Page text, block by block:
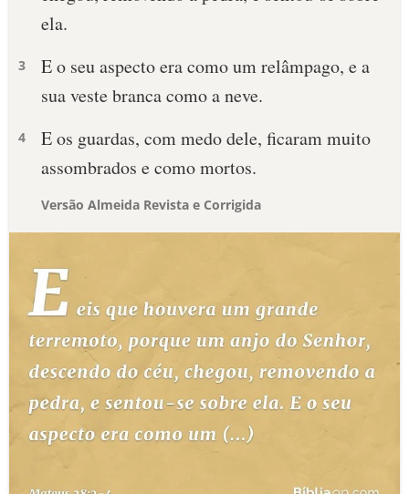
ela.
3
E o seu aspecto era como um relâmpago, e a
sua veste branca como a neve.
4
E os guardas, com medo dele, ficaram muito
assombrados e como mortos.
Versão Almeida Revista e Corrigida